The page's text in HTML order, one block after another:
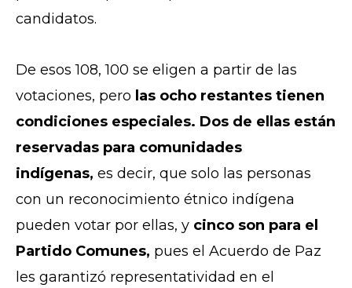
candidatos.
De esos 108, 100 se eligen a partir de las
votaciones, pero las ocho restantes tienen
condiciones especiales. Dos de ellas están
reservadas para comunidades
indígenas, es decir, que solo las personas
con un reconocimiento étnico indígena
pueden votar por ellas, y cinco son para el
Partido Comunes, pues el Acuerdo de Paz
les garantizó representatividad en el